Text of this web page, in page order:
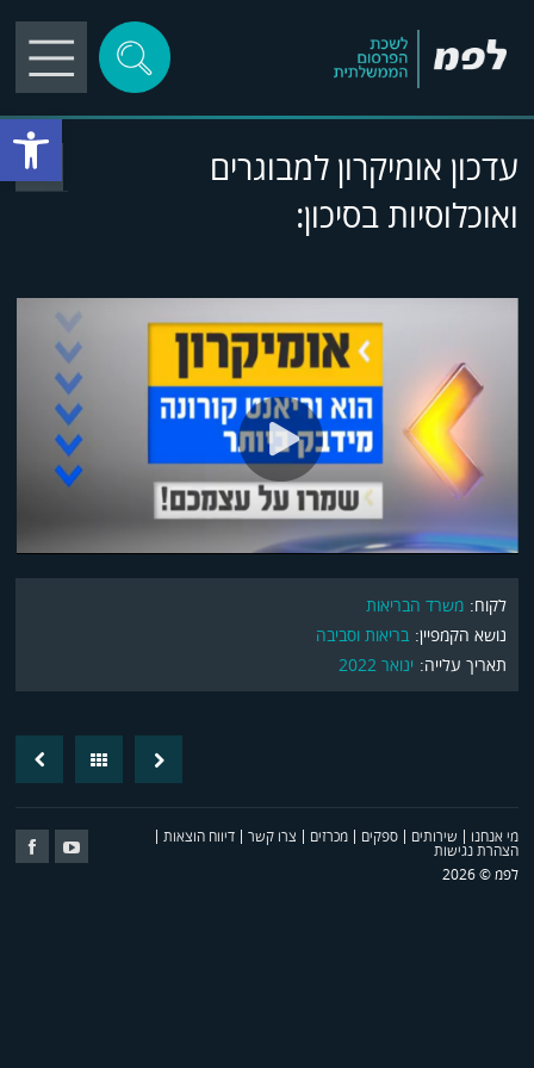
פתח
עדכון אומיקרון למבוגרים
ואוכלוסיות בסיכון:
play
לקוח: משרד הבריאות
נושא הקמפיין: בריאות וסביבה
תאריך עלייה: ינואר 2022
BackNext
מי אנחנו שירותים ספקים מכרזים צרו קשר דיווח הוצאות
הצהרת נגישות
לפמ © 2026
Follow
Us
Follow
Us